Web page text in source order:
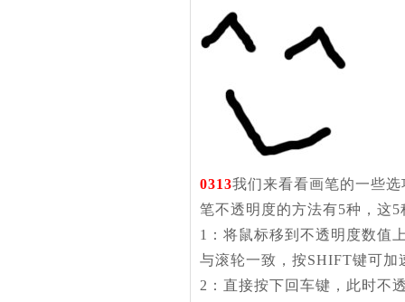
0313我们来看看画笔的一些
笔不透明度的方法有5种，这
1：将鼠标移到不透明度数值
与滚轮一致，按SHIFT键可
2：直接按下回车键，此时不